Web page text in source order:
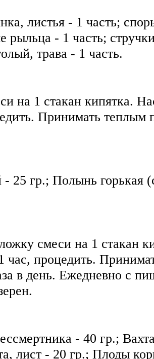
листья - 1 часть;
рыльца - 1 часть;
трава - 1 часть.
на 1 стакан кипятка.
Принимать теплым
25 гр.; Полынь горькая
смеси на 1 стакан
час, процедить.
в день. Ежедневно с
- 40 гр.;
лист - 20 гр.; Плоды